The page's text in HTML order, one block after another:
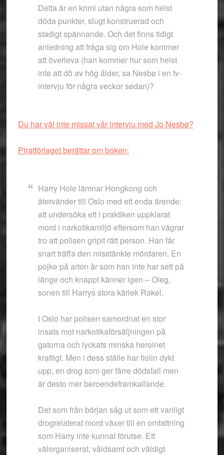
Detta är en krimi utan några som helst
döda punkter, slugt konstruerad och
stadigt spännande. Och det finns tidigt
anledning att fråga sig om Hole kommer
att överleva (han kommer hur som helst
inte att dö av hög ålder, sa Nesbø i en tv-
intervju för några veckor sedan)?
Du har väl inte missat vår intervju med Jo Nesbø?
Piratförlaget berättar om boken:
Harry Hole lämnar Hongkong och
återvänder till Oslo med ett enda ärende:
att undersöka ett i praktiken uppklarat
mord i narkotikamiljö eftersom han vägrar
tro att polisen gripit rätt person. Han får
snart träffa den misstänkte mördaren. En
pojke på arton år som han inte har sett på
länge och knappt känner igen – Oleg,
sonen till Harrys stora kärlek Rakel.
I Oslo har polisen samordnat en stor
insats mot narkotikaförsäljningen på
gatorna och lyckats minska heroinet
kraftigt. Men i dess ställe har fiolin dykt
upp, en drog som ger färre dödsfall men
är desto mer beroendeframkallande.
Det som från början såg ut som ett vanligt
drogrelaterat mord växer till en omfattning
som Harry inte kunnat förutse. Ett
välorganiserat, våldsamt och väldigt